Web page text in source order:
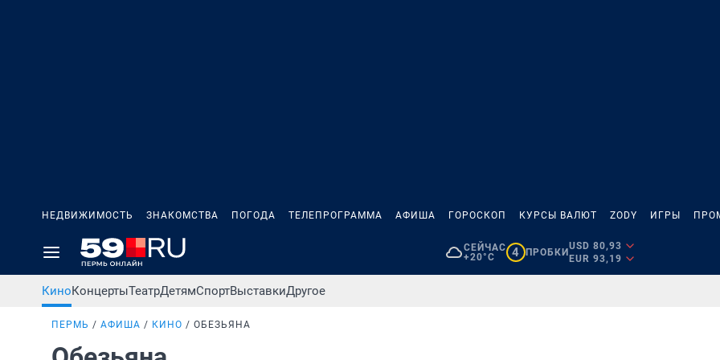
НЕДВИЖИМОСТЬ ЗНАКОМСТВА ПОГОДА ТЕЛЕПРОГРАММА АФИША ГОРОСКОП КУРСЫ ВАЛЮТ ZODY ИГРЫ
СЕЙЧАС
+20°C
4 ПРОБКИ
USD 80,93
EUR 93,19
КиноКонцертыТеатрДетямСпортВыставкиДругое
ПЕРМЬ АФИША КИНО ОБЕЗЬЯНА